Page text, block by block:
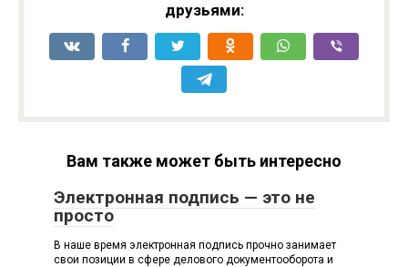
друзьями:
Вам также может быть интересно
Электронная подпись — это не
просто
В наше время электронная подпись прочно занимает
свои позиции в сфере делового документооборота и